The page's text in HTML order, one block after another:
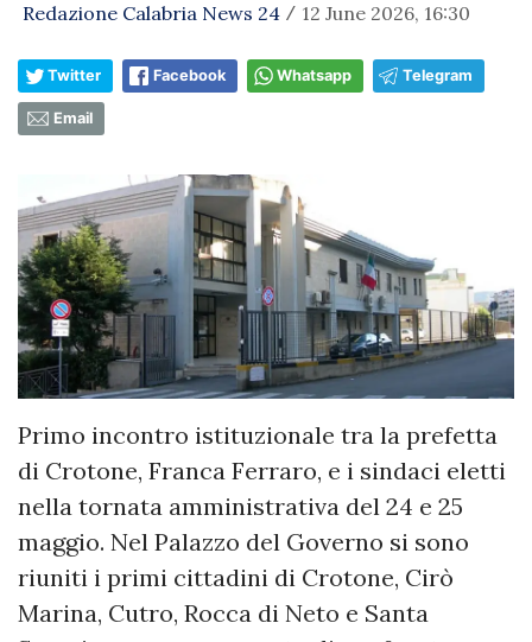
Redazione Calabria News 24 / 12 June 2026, 16:30
Twitter Facebook Whatsapp Telegram
Email
Primo incontro istituzionale tra la prefetta
di Crotone, Franca Ferraro, e i sindaci eletti
nella tornata amministrativa del 24 e 25
maggio. Nel Palazzo del Governo si sono
riuniti i primi cittadini di Crotone, Cirò
Marina, Cutro, Rocca di Neto e Santa